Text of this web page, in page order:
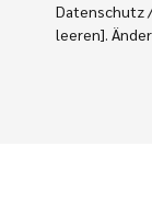
Datenschutz
leeren].